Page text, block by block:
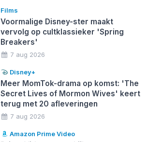
Films
Voormalige Disney-ster maakt
vervolg op cultklassieker 'Spring
Breakers'
7 aug 2026
Disney+
Meer MomTok-drama op komst: 'The
Secret Lives of Mormon Wives' keert
terug met 20 afleveringen
7 aug 2026
Amazon Prime Video